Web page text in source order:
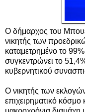
Ο δήμαρχος του
νικητής των
καταμετρημένο το
συγκεντρώνει το
κυβερνητικού
Ο νικητής των
επιχειρηματικό κόσμο